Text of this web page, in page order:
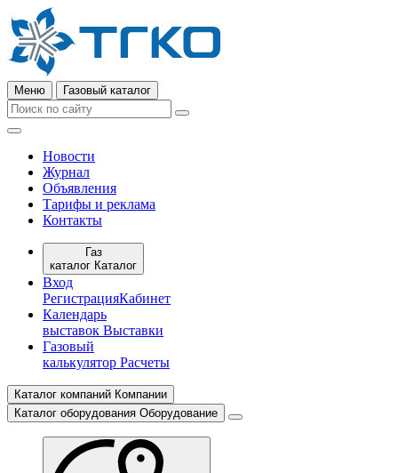
Меню Газовый каталог
Новости
Журнал
Объявления
Тарифы и реклама
Контакты
Газ
каталог Каталог
Вход
РегистрацияКабинет
Календарь
выставок Выставки
Газовый
калькулятор Расчеты
Каталог компаний Компании
Каталог оборудования Оборудование